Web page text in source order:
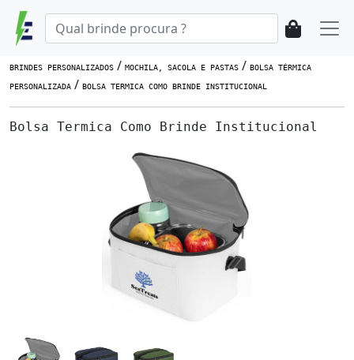
BRINDES PERSONALIZADOS / MOCHILA, SACOLA E PASTAS / BOLSA TÉRMICA
PERSONALIZADA / BOLSA TERMICA COMO BRINDE INSTITUCIONAL
Bolsa Termica Como Brinde Institucional